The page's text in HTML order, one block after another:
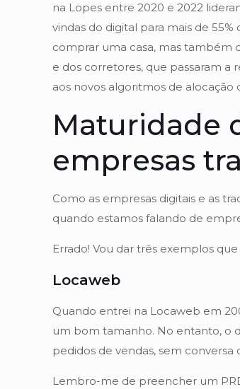
na Lopes entre 2020 e 2022
vindas do digital para mais de
comprar uma casa, mas também
e dos corretores, que passaram a
aos novos algoritmos de
Maturidade
empresas
Como as empresas digitais e as
quando estamos falando de
Errado! Vou dar três exemplos
Locaweb
Quando entrei na Locaweb em
um bom tamanho. No entanto, o
pedidos de vendas, sem conversa
Lembro-me de preencher um